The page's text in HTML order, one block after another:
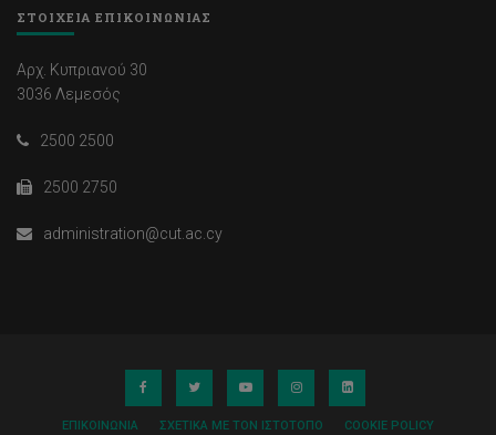
ΣΤΟΙΧΕΙΑ ΕΠΙΚΟΙΝΩΝΙΑΣ
Αρχ. Κυπριανού 30
3036 Λεμεσός
2500 2500
2500 2750
administration@cut.ac.cy
ΕΠΙΚΟΙΝΩΝΊΑ ΣΧΕΤΙΚΆ ΜΕ ΤΟΝ ΙΣΤΌΤΟΠΟ COOKIE POLICY